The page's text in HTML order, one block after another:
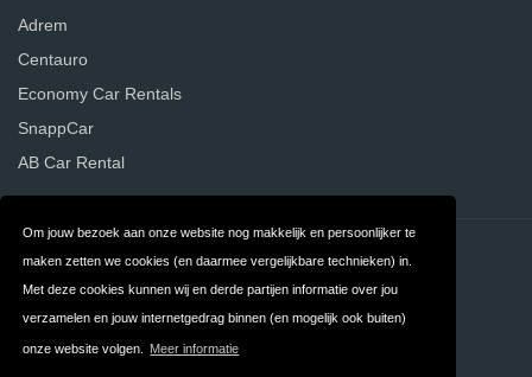
Om jouw bezoek aan onze website nog makkelijk en persoonlijker te
maken zetten we cookies (en daarmee vergelijkbare technieken) in.
Met deze cookies kunnen wij en derde partijen informatie over jou
verzamelen en jouw internetgedrag binnen (en mogelijk ook buiten)
onze website volgen. Meer informatie
Adrem
Centauro
Economy Car Rentals
SnappCar
AB Car Rental
Contact Privacy
Algemene FAQ